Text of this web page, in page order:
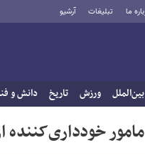
ما تبلیغات آرشیو
بین‌الملل ورزش تاریخ دانش و
خودداری‌کننده